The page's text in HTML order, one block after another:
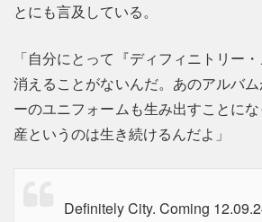
とにも言及している。
「自分にとって『ディフィニトリー
消えることがないんだ。あのアルバ
ーのユニフォームも生み出すことに
産というのは生き続けるんだよ」
Definitely City. Coming